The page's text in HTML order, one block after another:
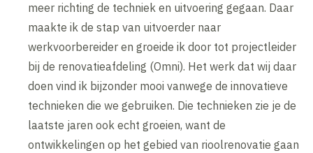
meer richting de techniek en uitvoering gegaan. Daar
maakte ik de stap van uitvoerder naar
werkvoorbereider en groeide ik door tot projectleider
bij de renovatieafdeling (Omni). Het werk dat wij daar
doen vind ik bijzonder mooi vanwege de innovatieve
technieken die we gebruiken. Die technieken zie je de
laatste jaren ook echt groeien, want de
ontwikkelingen op het gebied van rioolrenovatie gaan